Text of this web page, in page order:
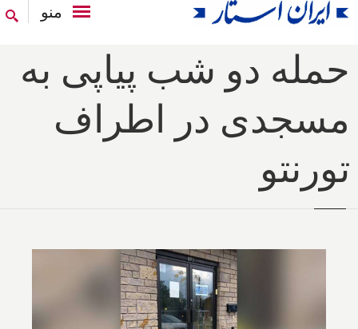
منو
حمله دو شب پیاپی به
مسجدی در اطراف
تورنتو